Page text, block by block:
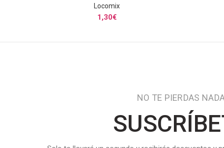
SELECCIONAR OPCIONES
Locomix
1,30€
NO TE PIERDAS